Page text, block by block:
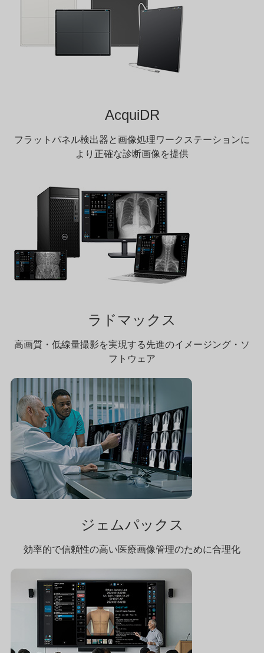
AcquiDR
フラットパネル検出器と画像処理ワークステーションに
より正確な診断画像を提供
ラドマックス
高画質・低線量撮影を実現する先進のイメージング・ソ
フトウェア
ジェムパックス
効率的で信頼性の高い医療画像管理のために合理化